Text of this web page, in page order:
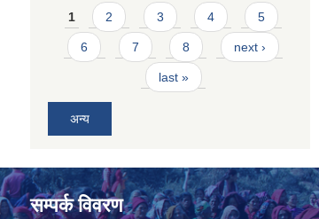
Pages
1 2 3 4 5
6 7 8 next ›
last »
अन्य
सम्पर्क विवरण